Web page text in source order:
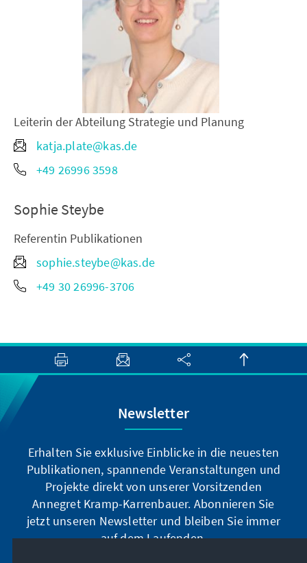
Leiterin der Abteilung Strategie und Planung
katja.plate@kas.de
+49 26996 3598
Sophie Steybe
Referentin Publikationen
sophie.steybe@kas.de
+49 30 26996-3706
Newsletter
Erhalten Sie exklusive Einblicke in die neuesten
Publikationen, spannende Veranstaltungen und
Projekte direkt von unserer Vorsitzenden
Annegret Kramp-Karrenbauer. Abonnieren Sie
jetzt unseren Newsletter und bleiben Sie immer
auf dem Laufenden.